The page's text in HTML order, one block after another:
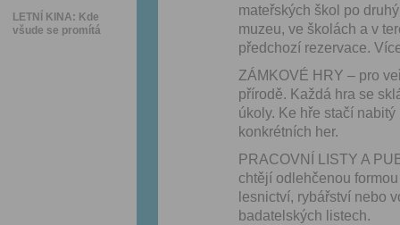
LETNÍ KINA: Kde
všude se promítá
mateřských škol po
muzeu, ve školách a v
předchozí rezervace.
ZÁMKOVÉ HRY – pro
přírodě. Každá hra se
úkoly. Ke hře stačí
konkrétních her.
PRACOVNÍ LISTY A
chtějí odlehčenou
lesnictví, rybářství nebo
badatelských listech.